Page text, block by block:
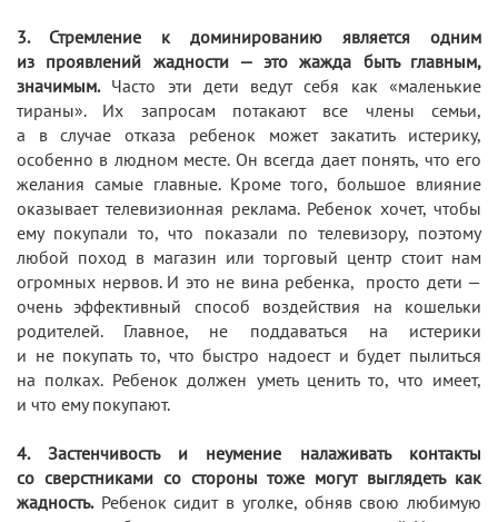
3. Стремление к доминированию является одним
из проявлений жадности — это жажда быть главным,
значимым.Часто эти дети ведут себя как «маленькие
тираны». Их запросам потакают все члены семьи,
а в случае отказа ребенок может закатить истерику,
особенно в людном месте. Он всегда дает понять, что его
желания самые главные. Кроме того, большое влияние
оказывает телевизионная реклама. Ребенок хочет, чтобы
ему покупали то, что показали по телевизору, поэтому
любой поход в магазин или торговый центр стоит нам
огромных нервов. И это не вина ребенка, просто дети —
очень эффективный способ воздействия на кошельки
родителей. Главное, не поддаваться на истерики
и не покупать то, что быстро надоест и будет пылиться
на полках. Ребенок должен уметь ценить то, что имеет,
и что ему покупают.
4. Застенчивость и неумение налаживать контакты
со сверстниками со стороны тоже могут выглядеть как
жадность.Ребенок сидит в уголке, обняв свою любимую